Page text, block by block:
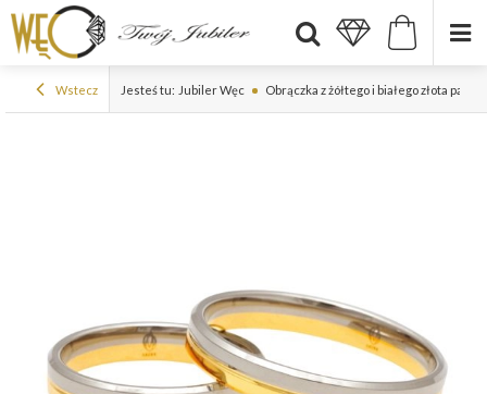
Wstecz Jesteś tu: Jubiler Węc Obrączka z żółtego i białego złota